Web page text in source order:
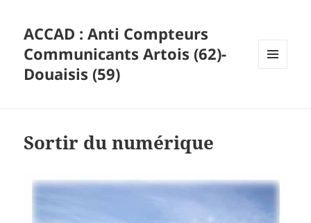
ACCAD : Anti Compteurs
Communicants Artois (62)-
Douaisis (59)
Sortir du numérique